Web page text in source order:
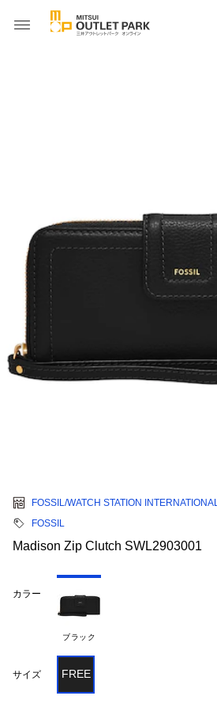
FOSSIL/WATCH STATION INTERNATIONAL
FOSSIL
Madison Zip Clutch SWL2903001
カラー
ブラック
サイズ FREE